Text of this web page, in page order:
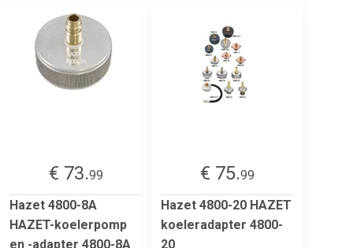
€ 73.99
Hazet 4800-8A
HAZET-koelerpomp
en -adapter 4800-8A
€ 75.99
Hazet 4800-20 HAZET
koeleradapter 4800-
20